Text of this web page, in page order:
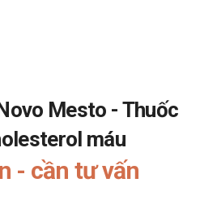
Mesto - Thuốc
máu
- cần tư vấn